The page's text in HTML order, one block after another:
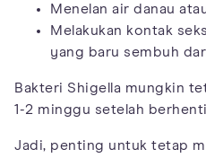
Menelan air danau
Melakukan kontak
yang baru sembuh
Bakteri Shigella mungkin
1-2 minggu setelah
Jadi, penting untuk tetap